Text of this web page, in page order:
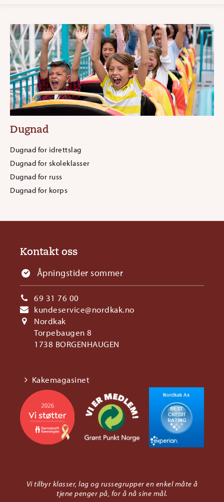
Dugnad
Dugnad for idrettslag
Dugnad for skoleklasser
Dugnad for russ
Dugnad for korps
Kontakt oss
Åpningstider sommer
Kakemagasinet
69 31 76 00
kundeservice@nordkak.no
Nordkak
Torpebaugen 8
1738 BORGENHAUGEN
Vi tilbyr klasser, lag og russegrupper en enkel måte å
tjene penger på, for å nå sine mål.